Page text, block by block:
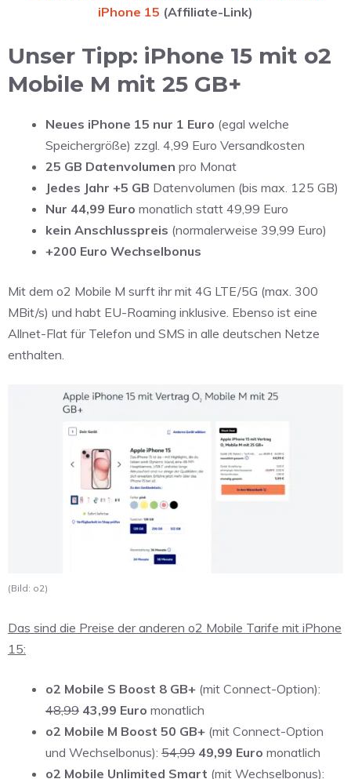
iPhone 15 (Affiliate-Link)
Unser Tipp: iPhone 15 mit o2
Mobile M mit 25 GB+
Neues iPhone 15 nur 1 Euro (egal welche
Speichergröße) zzgl. 4,99 Euro Versandkosten
25 GB Datenvolumen pro Monat
Jedes Jahr +5 GB Datenvolumen (bis max. 125 GB)
Nur 44,99 Euro monatlich statt 49,99 Euro
kein Anschlusspreis (normalerweise 39,99 Euro)
+200 Euro Wechselbonus
Mit dem o2 Mobile M surft ihr mit 4G LTE/5G (max. 300
MBit/s) und habt EU-Roaming inklusive. Ebenso ist eine
Allnet-Flat für Telefon und SMS in alle deutschen Netze
enthalten.
(Bild: o2)
Das sind die Preise der anderen o2 Mobile Tarife mit iPhone
15:
o2 Mobile S Boost 8 GB+ (mit Connect-Option):
48,99 43,99 Euro monatlich
o2 Mobile M Boost 50 GB+ (mit Connect-Option
und Wechselbonus): 54,99 49,99 Euro monatlich
o2 Mobile Unlimited Smart (mit Wechselbonus):